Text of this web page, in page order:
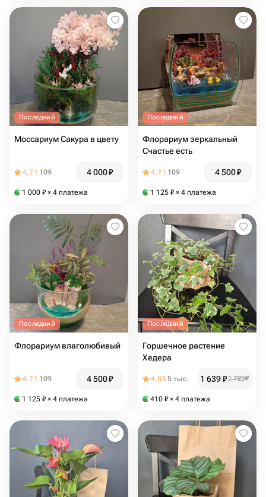
Последний
Моссариум Сакура в цвету
4.71 109 4 000₽
1 000 ₽ × 4 платежа
Последний
Флорариум зеркальный
Счастье есть
4.71 109 4 500₽
1 125 ₽ × 4 платежа
Последний
Флорариум влаголюбивый
4.71 109 4 500₽
1 125 ₽ × 4 платежа
Последний
Горшечное растение
Хедера
4.855 тыс. 1 639₽1 725₽
410 ₽ × 4 платежа